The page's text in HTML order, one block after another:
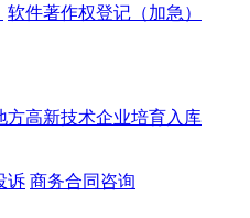
软件著作权登记（加急）
方高新技术企业培育入库
诉 商务合同咨询